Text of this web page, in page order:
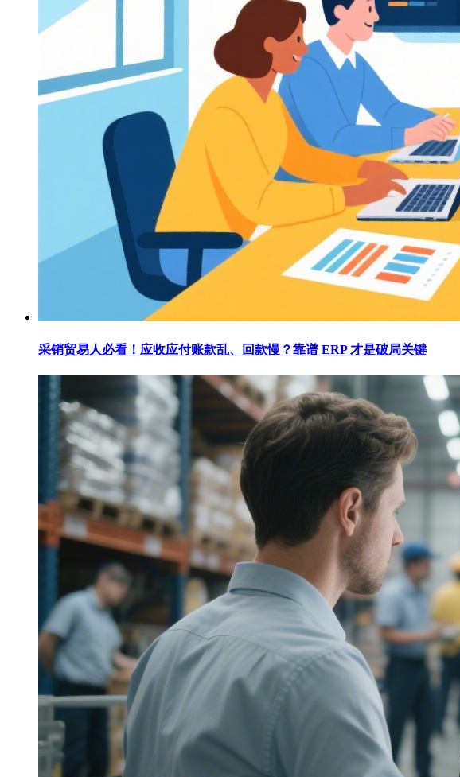
采销贸易人必看！应收应付账款乱、回款慢？靠谱 ERP 才是破局关键